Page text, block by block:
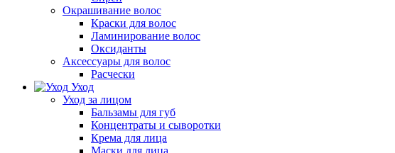
Окрашивание волос
Краски для волос
Ламинирование волос
Оксиданты
Аксессуары для волос
Расчески
Уход
Уход за лицом
Бальзамы для губ
Концентраты и сыворотки
Крема для лица
Маски для лица